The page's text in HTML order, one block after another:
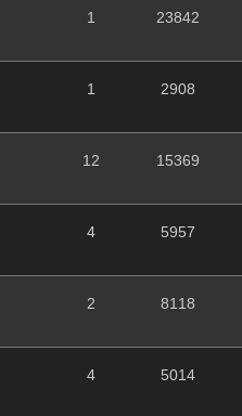
1 23842
1 2908
12 15369
4 5957
2 8118
4 5014